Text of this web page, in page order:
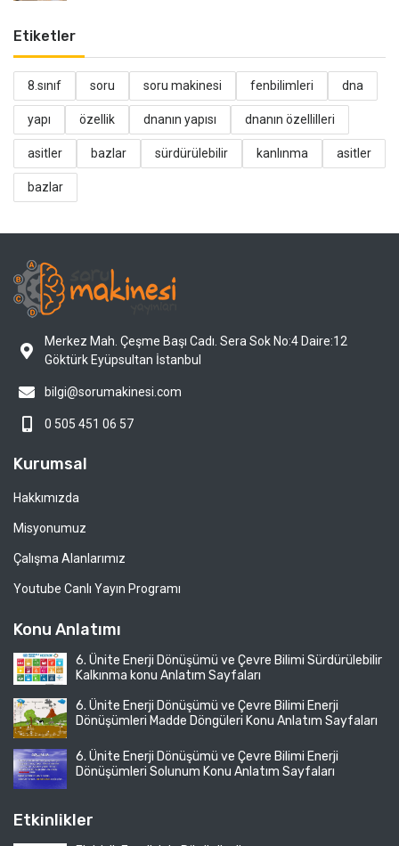
Etiketler
8.sınıf soru soru makinesi fenbilimleri dna
yapı özellik dnanın yapısı dnanın özellilleri
asitler bazlar sürdürülebilir kanlınma asitler
bazlar
Merkez Mah. Çeşme Başı Cadı. Sera Sok No:4 Daire:12
Göktürk Eyüpsultan İstanbul
bilgi@sorumakinesi.com
0 505 451 06 57
Kurumsal
Hakkımızda
Misyonumuz
Çalışma Alanlarımız
Youtube Canlı Yayın Programı
Konu Anlatımı
6. Ünite Enerji Dönüşümü ve Çevre Bilimi Sürdürülebilir
Kalkınma konu Anlatım Sayfaları
6. Ünite Enerji Dönüşümü ve Çevre Bilimi Enerji
Dönüşümleri Madde Döngüleri Konu Anlatım Sayfaları
6. Ünite Enerji Dönüşümü ve Çevre Bilimi Enerji
Dönüşümleri Solunum Konu Anlatım Sayfaları
Etkinlikler